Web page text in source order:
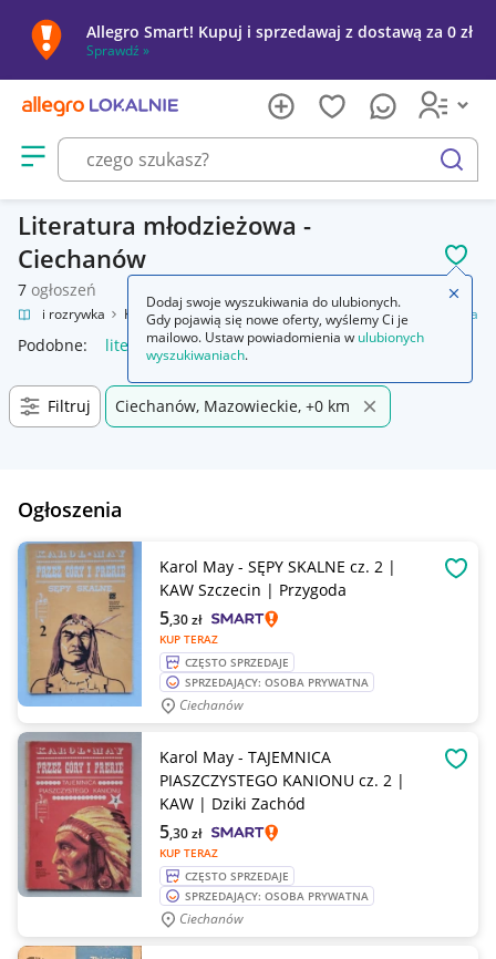
Allegro Smart! Kupuj i sprzedawaj z dostawą za 0 zł
Sprawdź »
Otwórz menu z kategoriami
szukaj
Literatura młodzieżowa -
Ciechanów
7 ogłoszeń
i rozrywka Książki Książki dla młodzieży Literatura młodzieżowa
Podobne: literatura młodzieżowa
Filtruj Ciechanów, Mazowieckie, +0 km
Ogłoszenia
Karol May - SĘPY SKALNE cz. 2 |
KAW Szczecin | Przygoda
KUP TERAZ
5,30zł
CZĘSTO SPRZEDAJE
SPRZEDAJĄCY: OSOBA PRYWATNA
Ciechanów
Karol May - TAJEMNICA
PIASZCZYSTEGO KANIONU cz. 2 |
KAW | Dziki Zachód
KUP TERAZ
5,30zł
CZĘSTO SPRZEDAJE
SPRZEDAJĄCY: OSOBA PRYWATNA
Ciechanów
Dodaj swoje wyszukiwania do ulubionych.
Gdy pojawią się nowe oferty, wyślemy Ci je
mailowo. Ustaw powiadomienia w ulubionych
wyszukiwaniach.